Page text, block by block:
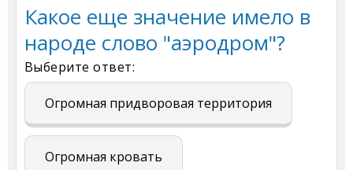
Какое еще значение имело в
народе слово "аэродром"?
Выберите ответ:
Огромная придворовая территория
Огромная кровать